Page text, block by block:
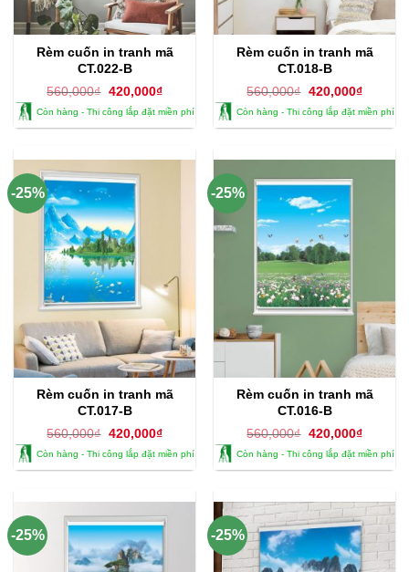
Rèm cuốn in tranh mã
CT.022-B
560,000₫ Giá
là:
560,000₫.
420,000₫Giá
tại
là:
Còn hàng - Thi công lắp đặt miền phí
Rèm cuốn in tranh mã
CT.018-B
560,000₫ Giá
là:
560,000₫.
420,000₫Giá
tại
là:
Còn hàng - Thi công lắp đặt miền phí
-25%
Rèm cuốn in tranh mã
CT.017-B
560,000₫ Giá
là:
560,000₫.
420,000₫Giá
tại
là:
Còn hàng - Thi công lắp đặt miền phí
-25%
Rèm cuốn in tranh mã
CT.016-B
560,000₫ Giá
là:
560,000₫.
420,000₫Giá
tại
là:
Còn hàng - Thi công lắp đặt miền phí
-25% -25%